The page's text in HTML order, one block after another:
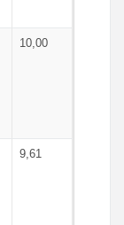
10,00
9,61